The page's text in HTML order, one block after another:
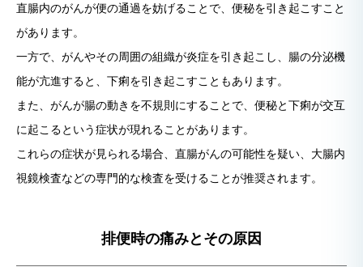
直腸内のがんが便の通過を妨げることで、便秘を引き起こすこと
があります。
一方で、がんやその周囲の組織が炎症を引き起こし、腸の分泌機
能が亢進すると、下痢を引き起こすこともあります。
また、がんが腸の動きを不規則にすることで、便秘と下痢が交互
に起こるという症状が現れることがあります。
これらの症状が見られる場合、直腸がんの可能性を疑い、大腸内
視鏡検査などの専門的な検査を受けることが推奨されます。
排便時の痛みとその原因